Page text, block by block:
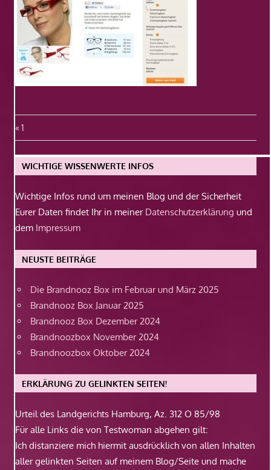
Beitragsnavigation
Vorheriger
Beitrag:
1
WICHTIGE WISSENWERTE INFOS
Wichtige Infos rund um meinen Blog und der Sicherheit
Eurer Daten findet Ihr in meiner Datenschutzerklärung und
dem Impressum
NEUSTE BEITRÄGE
Die Brandnooz Box im Februar und März 2025
Brandnooz Box Januar 2025
Brandnooz Box Dezember 2024
Brandnoozbox November 2024
Brandnoozbox Oktober 2024
ERKLÄRUNG ZU GELINKTEN SEITEN!
Urteil des Landgerichts Hamburg, Az. 312 O 85/98
Für alle Links die von Testwoman abgehen gilt:
Ich distanziere mich hiermit ausdrücklich von allen Inhalten
aller gelinkten Seiten auf meinem Blog/Seite und mache